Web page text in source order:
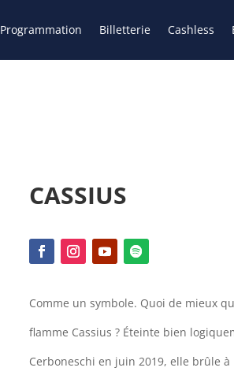
Programmation Billetterie Cashless
CASSIUS
Comme un symbole. Quoi de mieux
flamme Cassius ? Éteinte bien
Cerboneschi en juin 2019, elle brûle